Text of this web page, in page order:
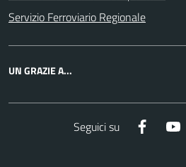
Servizio Ferroviario Regionale
UN GRAZIE A...
Seguici su Facebook